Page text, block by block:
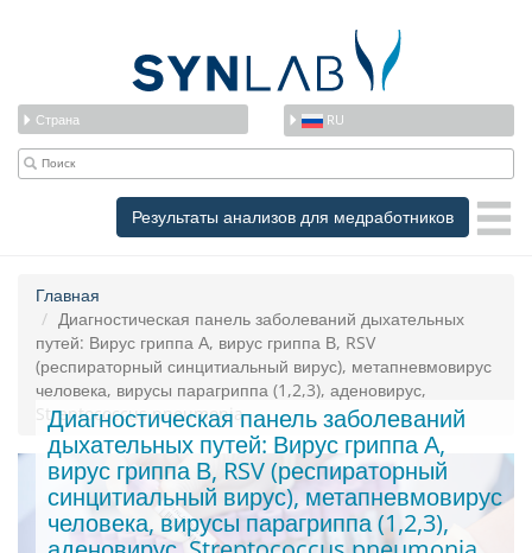
Страна RU
Результаты анализов для медработников
Главная
Диагностическая панель заболеваний дыхательных
путей: Вирус гриппа А, вирус гриппа В, RSV
(респираторный синцитиальный вирус), метапневмовирус
человека, вирусы парагриппа (1,2,3), аденовирус,
Streptococcus pneumonia
Диагностическая панель заболеваний
дыхательных путей: Вирус гриппа А,
вирус гриппа В, RSV (респираторный
синцитиальный вирус), метапневмовирус
человека, вирусы парагриппа (1,2,3),